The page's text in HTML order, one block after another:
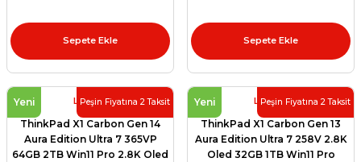
Sepete Ekle Sepete Ekle
Yeni Peşin Fiyatına 2 Taksit
Lenovo
ThinkPad X1 Carbon Gen 14
Aura Edition Ultra 7 365VP
64GB 2TB Win11 Pro 2.8K Oled
Yeni Peşin Fiyatına 2 Taksit
Lenovo
ThinkPad X1 Carbon Gen 13
Aura Edition Ultra 7 258V 2.8K
Oled 32GB 1TB Win11 Pro